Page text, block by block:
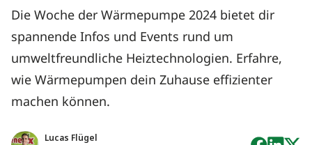
Die Woche der Wärmepumpe 2024 bietet dir
spannende Infos und Events rund um
umweltfreundliche Heiztechnologien. Erfahre,
wie Wärmepumpen dein Zuhause effizienter
machen können.
Lucas Flügel